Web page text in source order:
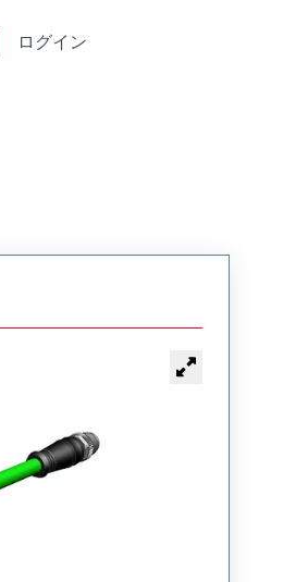
ログイン